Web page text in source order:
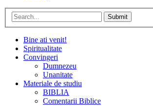
Submit
Bine ati venit!
Spiritualitate
Convingeri
Dumnezeu
Unanitate
Materiale de studiu
BIBLIA
Comentarii Biblice